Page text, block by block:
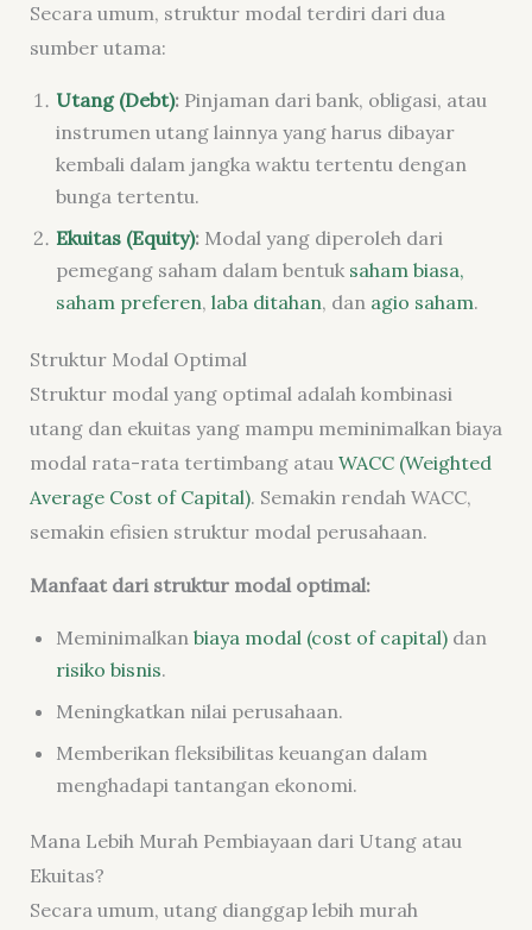
Secara umum, struktur modal terdiri dari dua
sumber utama:
Utang (Debt):Pinjaman dari bank, obligasi, atau
instrumen utang lainnya yang harus dibayar
kembali dalam jangka waktu tertentu dengan
bunga tertentu.
Ekuitas (Equity):Modal yang diperoleh dari
pemegang saham dalam bentuk saham biasa,
saham preferen, laba ditahan, dan agio saham.
Struktur Modal Optimal
Struktur modal yang optimal adalah kombinasi
utang dan ekuitas yang mampu meminimalkan biaya
modal rata-rata tertimbang atau WACC (Weighted
Average Cost of Capital). Semakin rendah WACC,
semakin efisien struktur modal perusahaan.
Manfaat dari struktur modal optimal:
Meminimalkan biaya modal (cost of capital)dan
risiko bisnis.
Meningkatkan nilai perusahaan.
Memberikan fleksibilitas keuangan dalam
menghadapi tantangan ekonomi.
Mana Lebih Murah Pembiayaan dari Utang atau
Ekuitas?
Secara umum, utang dianggap lebih murah